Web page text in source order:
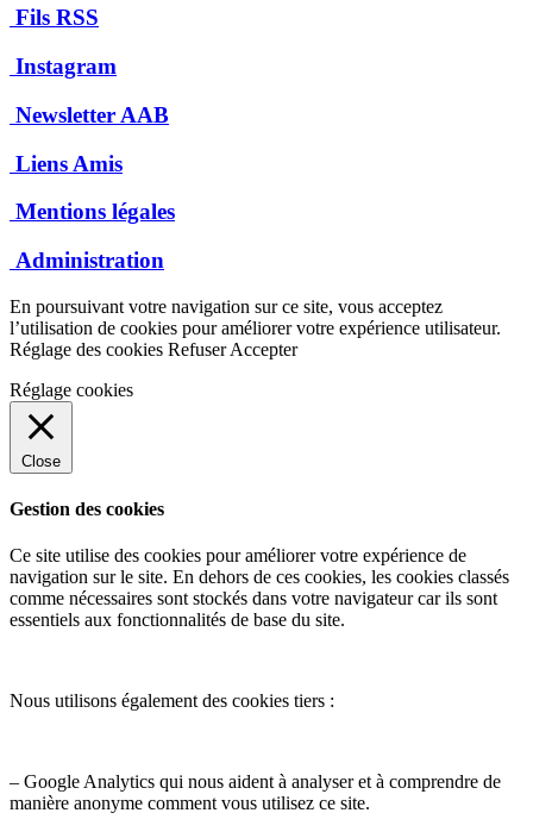
Fils RSS
Instagram
Newsletter AAB
Liens Amis
Mentions légales
Administration
En poursuivant votre navigation sur ce site, vous acceptez
l’utilisation de cookies pour améliorer votre expérience utilisateur.
Réglage des cookies Refuser Accepter
Réglage cookies
Close
Gestion des cookies
Ce site utilise des cookies pour améliorer votre expérience de
navigation sur le site. En dehors de ces cookies, les cookies classés
comme nécessaires sont stockés dans votre navigateur car ils sont
essentiels aux fonctionnalités de base du site.
Nous utilisons également des cookies tiers :
– Google Analytics qui nous aident à analyser et à comprendre de
manière anonyme comment vous utilisez ce site.